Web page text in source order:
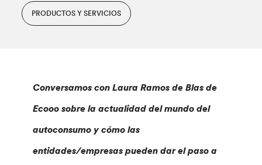
PRODUCTOS Y SERVICIOS
Conversamos con Laura Ramos de Blas de
Ecooo sobre la actualidad del mundo del
autoconsumo y cómo las
entidades/empresas pueden dar el paso a